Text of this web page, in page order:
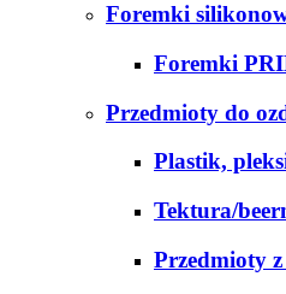
Foremki
Foremki
Przedmioty do
Plastik,
Tektura/
Przedmioty